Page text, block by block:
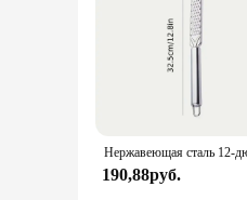
190,88руб.